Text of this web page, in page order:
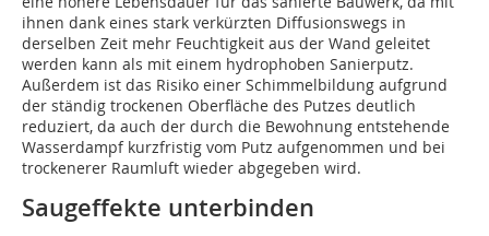
ihnen dank eines stark verkürzten Diffusionswegs in
derselben Zeit mehr Feuchtigkeit aus der Wand geleitet
werden kann als mit einem hydrophoben Sanierputz.
Außerdem ist das Risiko einer Schimmelbildung aufgrund
der ständig trockenen Oberfläche des Putzes deutlich
reduziert, da auch der durch die Bewohnung entstehende
Wasserdampf kurzfristig vom Putz aufgenommen und bei
trockenerer Raumluft wieder abgegeben wird.
Saugeffekte unterbinden